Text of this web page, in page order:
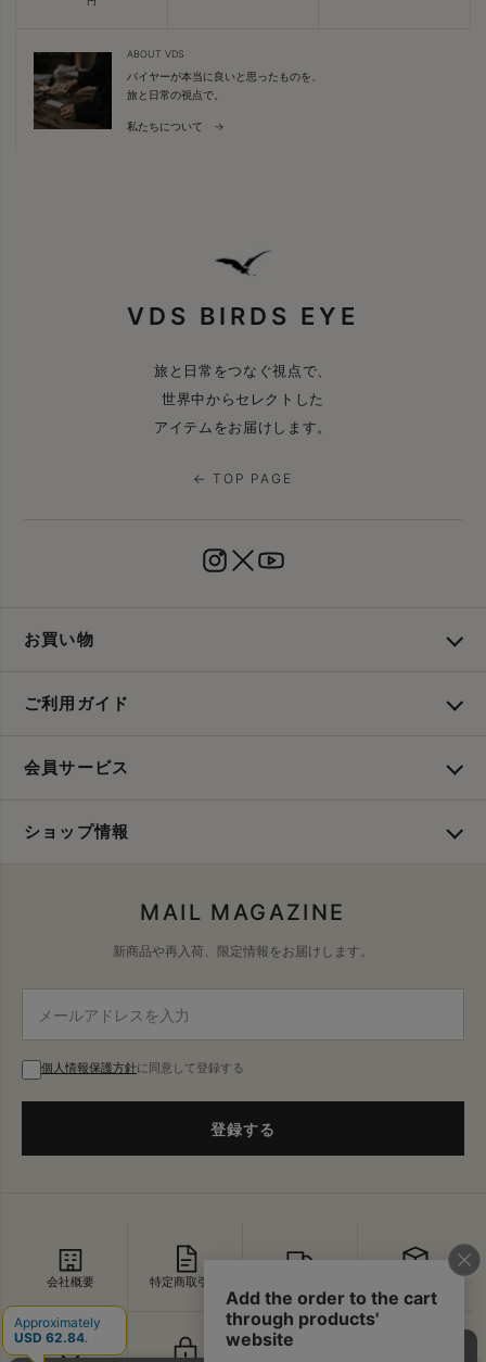
ABOUT VDS
バイヤーが本当に良いと思ったものを、
旅と日常の視点で。
私たちについて →
VDS BIRDS EYE
旅と日常をつなぐ視点で、
世界中からセレクトした
アイテムをお届けします。
← TOP PAGE
お買い物
ご利用ガイド
会員サービス
ショップ情報
MAIL MAGAZINE
新商品や再入荷、限定情報をお届けします。
個人情報保護方針に同意して登録する
登録する
会社概要 特定商取引法